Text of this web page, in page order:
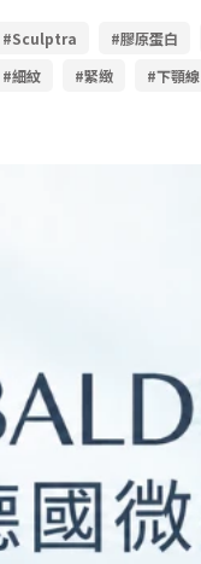
#Sculptra #膠原蛋白
#細紋 #緊緻 #下顎線